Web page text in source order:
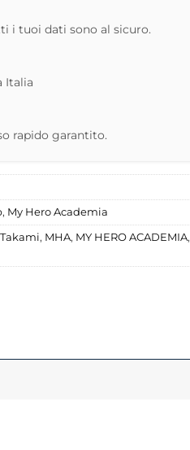
i tuoi dati sono al sicuro.
Italia
rapido garantito.
, My Hero Academia
, MHA, MY HERO ACADEMIA,